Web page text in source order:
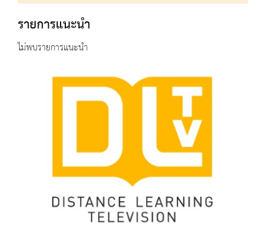
รายการแนะนำ
ไม่พบรายการแนะนำ